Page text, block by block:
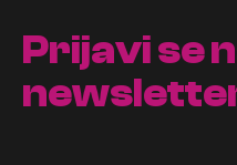
Prijavi se